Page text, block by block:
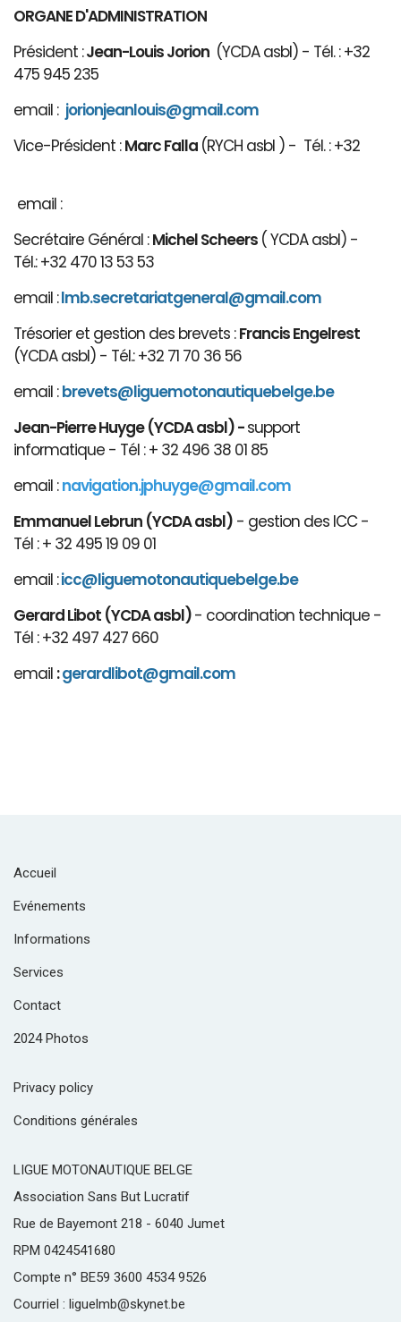
ORGANE D'ADMINISTRATION
Président :Jean-Louis Jorion (YCDA asbl) - Tél. : +32
475 945 235
email : jorionjeanlouis@gmail.com
Vice-Président :Marc Falla (RYCH asbl ) - Tél. : +32
email :
Secrétaire Général :Michel Scheers ( YCDA asbl) -
Tél.: +32 470 13 53 53
email :lmb.secretariatgeneral@gmail.com
Trésorier et gestion des brevets :Francis Engelrest
(YCDA asbl) - Tél.: +32 71 70 36 56
email :brevets@liguemotonautiquebelge.be
Jean-Pierre Huyge (YCDA asbl) -support
informatique - Tél : + 32 496 38 01 85
email :navigation.jphuyge@gmail.com
Emmanuel Lebrun (YCDA asbl) - gestion des ICC -
Tél : + 32 495 19 09 01
email :icc@liguemotonautiquebelge.be
Gerard Libot (YCDA asbl)- coordination technique -
Tél : +32 497 427 660
email :gerardlibot@gmail.com
Accueil
Evénements
Informations
Services
Contact
2024 Photos
Privacy policy
Conditions générales
LIGUE MOTONAUTIQUE BELGE
Association Sans But Lucratif
Rue de Bayemont 218 - 6040 Jumet
RPM 0424541680
Compte n° BE59 3600 4534 9526
Courriel : liguelmb@skynet.be